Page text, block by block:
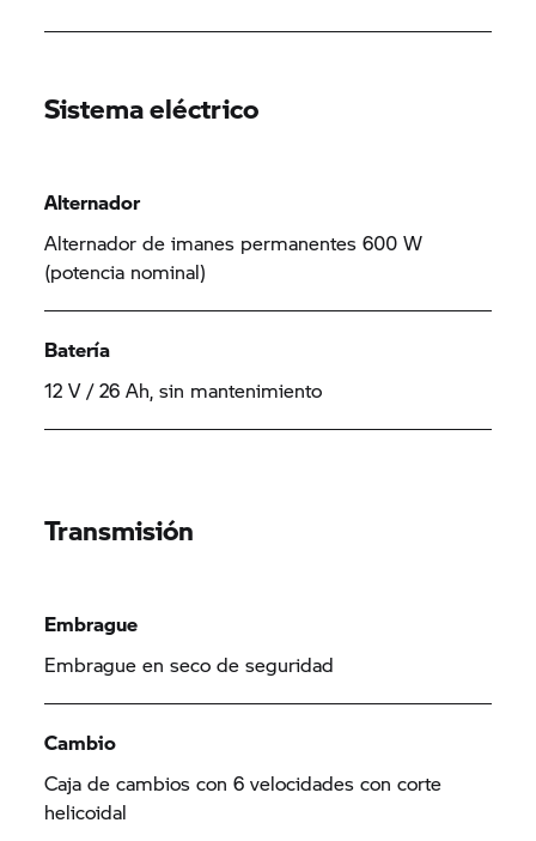
Sistema eléctrico
Alternador
Alternador de imanes permanentes 600 W
(potencia nominal)
Batería
12 V / 26 Ah, sin mantenimiento
Transmisión
Embrague
Embrague en seco de seguridad
Cambio
Caja de cambios con 6 velocidades con corte
helicoidal